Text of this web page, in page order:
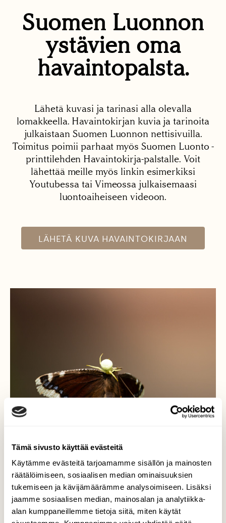
Tämä sivusto käyttää evästeitä
Käytämme evästeitä tarjoamamme sisällön ja mainosten
räätälöimiseen, sosiaalisen median ominaisuuksien
tukemiseen ja kävijämäärämme analysoimiseen. Lisäksi
jaamme sosiaalisen median, mainosalan ja analytiikka-
alan kumppaneillemme tietoja siitä, miten käytät
Suomen Luonnon
ystävien oma
havaintopalsta.
Lähetä kuvasi ja tarinasi alla olevalla
lomakkeella. Havaintokirjan kuvia ja tarinoita
julkaistaan Suomen Luonnon nettisivuilla.
Toimitus poimii parhaat myös Suomen Luonto -
printtilehden Havaintokirja-palstalle. Voit
lähettää meille myös linkin esimerkiksi
Youtubessa tai Vimeossa julkaisemaasi
luontoaiheiseen videoon.
LÄHETÄ KUVA HAVAINTOKIRJAAN
Perhonen pulassa